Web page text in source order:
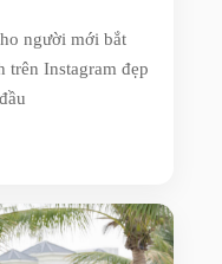
người mới bắt
trên Instagram đẹp